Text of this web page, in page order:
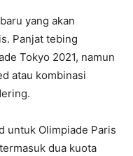
yang akan
Panjat tebing
Tokyo 2021, namun
atau kombinasi
untuk Olimpiade Paris
dua kuota